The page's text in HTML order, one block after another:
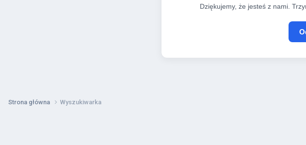
Dziękujemy, że jesteś z nami.
Strona główna Wyszukiwarka